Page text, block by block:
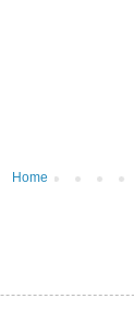
Home